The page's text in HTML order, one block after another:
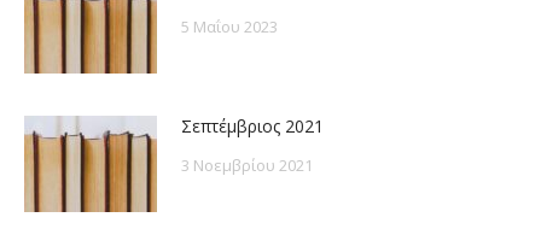
5 Μαΐου 2023
Σεπτέμβριος 2021
3 Νοεμβρίου 2021